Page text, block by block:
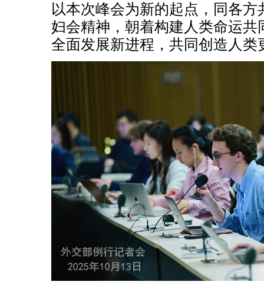
以本次峰会为新的起点，同各
妇会精神，朝着构建人类命运共
全面发展新进程，共同创造